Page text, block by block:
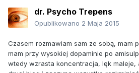
dr. Psycho Trepens
Opublikowano 2 Maja 2015
Czasem rozmawiam sam ze sobą, mam
mam przy wysokiej dopaminie po
wtedy wzrasta koncentracja, lęk maleje,